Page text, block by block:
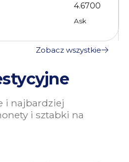
4.6700
Ask
Zobacz wszystkie
i najbardziej
i sztabki na